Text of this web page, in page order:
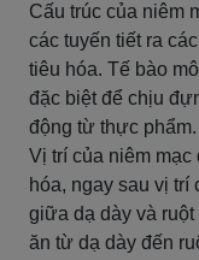
Cấu trúc của niêm
các tuyến tiết ra
tiêu hóa. Tế bào
đặc biệt để chịu
động từ thực phẩm.
Vị trí của niêm mạc
hóa, ngay sau vị trí
giữa dạ dày và
ăn từ dạ dày đến